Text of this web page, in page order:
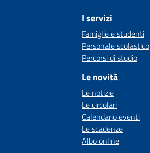
I servizi
Famiglie e studenti
Personale scolastico
Percorsi di studio
Le novità
Le notizie
Le circolari
Calendario eventi
Le scadenze
Albo online